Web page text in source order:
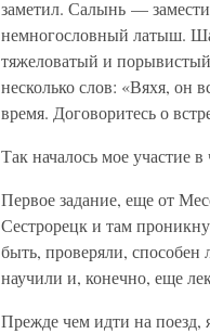
заметил. Салынь —
немногословный латыш.
тяжеловатый и
несколько слов: «Вяхя, он
время. Договоритесь о
Так началось мое участие
Первое задание, еще от
Сестрорецк и там
быть, проверяли,
научили и, конечно, еще
Прежде чем идти на поезд,